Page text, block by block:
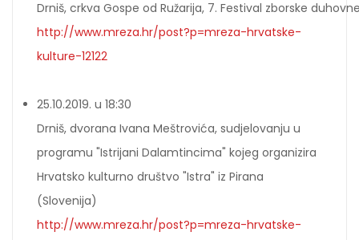
Drniš, crkva Gospe od Ružarija, 7. Festival zborske
http://www.mreza.hr/post?p=mreza-hrvatske-
kulture-12122
25.10.2019. u 18:30
Drniš, dvorana Ivana Meštrovića, sudjelovanju u
programu "Istrijani Dalamtincima" kojeg organizira
Hrvatsko kulturno društvo "Istra" iz Pirana
(Slovenija)
http://www.mreza.hr/post?p=mreza-hrvatske-